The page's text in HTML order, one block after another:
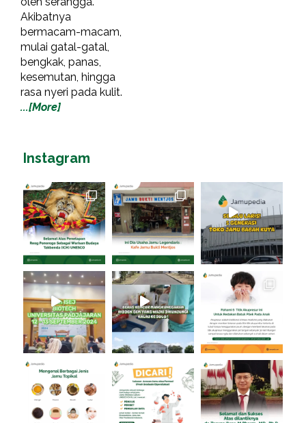
Akibatnya
bermacam-macam,
mulai gatal-gatal,
bengkak, panas,
kesemutan, hingga
rasa nyeri pada kulit.
...[More]
Instagram